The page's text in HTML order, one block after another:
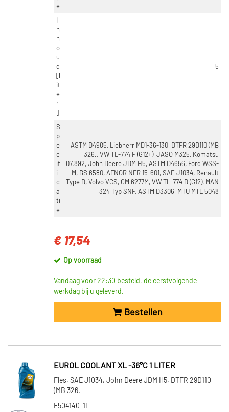
e
n
h
o
u
d
it
e
r
5
S
p
e
c
if
i
c
a
ti
e
ASTM D4985, Liebherr MD1-36-130, DTFR 29D110 (MB
326., VW TL-774 F (G12+), JASO M325, Komatsu
07.892, John Deere JDM H5, ASTM D4656, Ford WSS-
M, BS 6580, AFNOR NFR 15-601, SAE J1034, Renault
Type D, Volvo VCS, GM 6277M, VW TL-774 D (G12), MAN
324 Typ SNF, ASTM D3306, MTU MTL 5048
€ 17,54
Op voorraad
Vandaag voor 22:30 besteld, de eerstvolgende
werkdag bij u geleverd.
Bestellen
EUROL COOLANT XL -36°C 1 LITER
Fles, SAE J1034, John Deere JDM H5, DTFR 29D110
(MB 326.
E504140-1L